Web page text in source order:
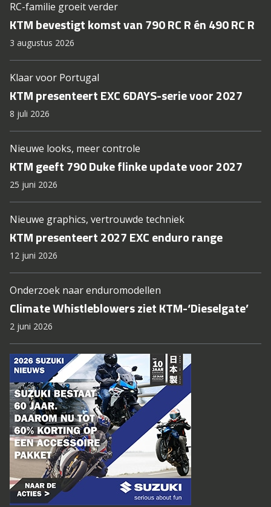
RC-familie groeit verder
KTM bevestigt komst van 790 RC R én 490 RC R
3 augustus 2026
Klaar voor Portugal
KTM presenteert EXC 6DAYS-serie voor 2027
8 juli 2026
Nieuwe looks, meer controle
KTM geeft 790 Duke flinke update voor 2027
25 juni 2026
Nieuwe graphics, vertrouwde techniek
KTM presenteert 2027 EXC enduro range
12 juni 2026
Onderzoek naar enduromodellen
Climate Whistleblowers ziet KTM-‘Dieselgate’
2 juni 2026